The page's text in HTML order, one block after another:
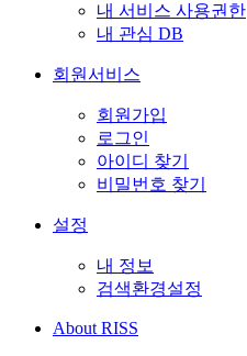
내 서비스 사용권한
내 관심 DB
회원서비스
회원가입
로그인
아이디 찾기
비밀번호 찾기
설정
내 정보
검색환경설정
About RISS